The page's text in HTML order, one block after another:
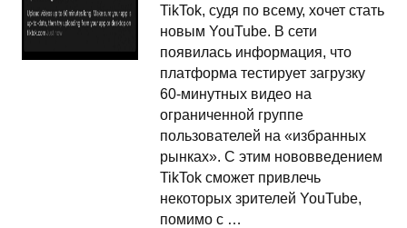
TikTok, судя по всему, хочет стать
новым YouTube. В сети
появилась информация, что
платформа тестирует загрузку
60-минутных видео на
ограниченной группе
пользователей на «избранных
рынках». С этим нововведением
TikTok сможет привлечь
некоторых зрителей YouTube,
помимо с …